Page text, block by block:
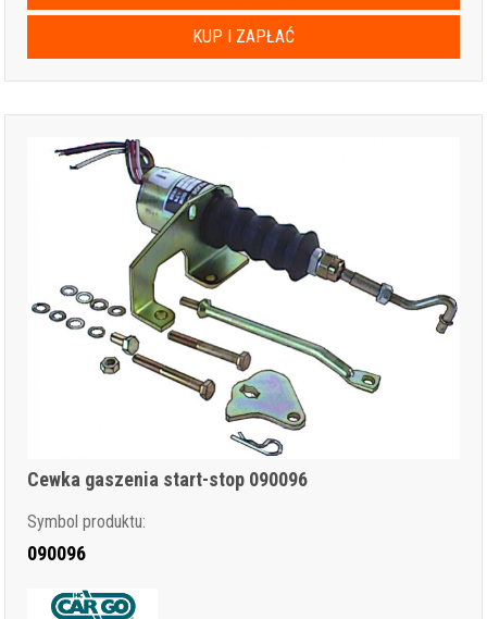
KUP I ZAPŁAĆ
Cewka gaszenia start-stop 090096
Symbol produktu:
090096